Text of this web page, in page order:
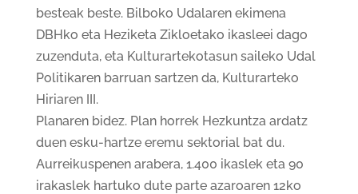
besteak beste. Bilboko Udalaren ekimena
DBHko eta Heziketa Zikloetako ikasleei dago
zuzenduta, eta Kulturartekotasun saileko Udal
Politikaren barruan sartzen da, Kulturarteko
Hiriaren III.
Planaren bidez. Plan horrek Hezkuntza ardatz
duen esku-hartze eremu sektorial bat du.
Aurreikuspenen arabera, 1.400 ikaslek eta 90
irakaslek hartuko dute parte azaroaren 12ko